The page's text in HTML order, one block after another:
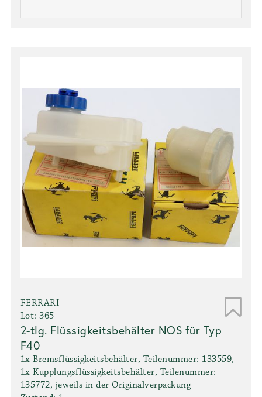
FERRARI
Lot: 365
2-tlg. Flüssigkeitsbehälter NOS für Typ
F40
1x Bremsflüssigkeitsbehälter, Teilenummer: 133559,
1x Kupplungsflüssigkeitsbehälter, Teilenummer:
135772, jeweils in der Originalverpackung